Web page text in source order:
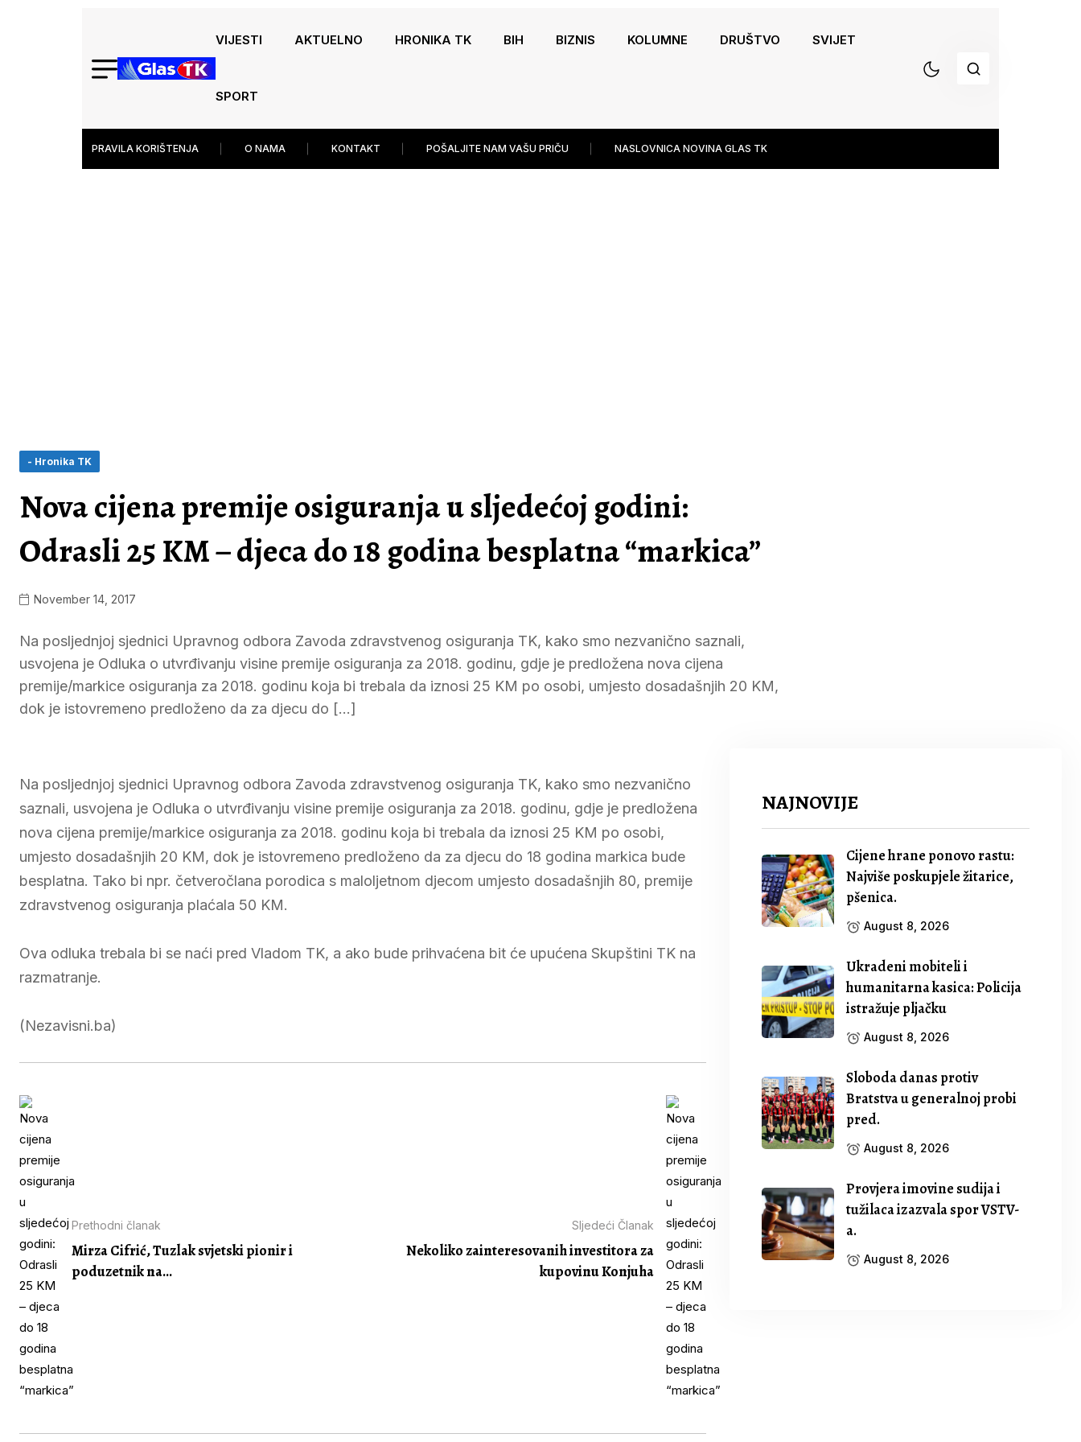
VIJESTI AKTUELNO HRONIKA TK BIH BIZNIS KOLUMNE DRUŠTVO SVIJET
SPORT
PRAVILA KORIŠTENJA O NAMA KONTAKT POŠALJITE NAM VAŠU PRIČU NASLOVNICA NOVINA GLAS TK
- Hronika TK
Nova cijena premije osiguranja u sljedećoj godini:
Odrasli 25 KM – djeca do 18 godina besplatna “markica”
November 14, 2017
Na posljednjoj sjednici Upravnog odbora Zavoda zdravstvenog osiguranja TK, kako smo nezvanično saznali,
usvojena je Odluka o utvrđivanju visine premije osiguranja za 2018. godinu, gdje je predložena nova cijena
premije/markice osiguranja za 2018. godinu koja bi trebala da iznosi 25 KM po osobi, umjesto dosadašnjih 20 KM,
dok je istovremeno predloženo da za djecu do […]
Na posljednjoj sjednici Upravnog odbora Zavoda zdravstvenog osiguranja TK, kako smo nezvanično
saznali, usvojena je Odluka o utvrđivanju visine premije osiguranja za 2018. godinu, gdje je predložena
nova cijena premije/markice osiguranja za 2018. godinu koja bi trebala da iznosi 25 KM po osobi,
umjesto dosadašnjih 20 KM, dok je istovremeno predloženo da za djecu do 18 godina markica bude
besplatna. Tako bi npr. četveročlana porodica s maloljetnom djecom umjesto dosadašnjih 80, premije
zdravstvenog osiguranja plaćala 50 KM.
Ova odluka trebala bi se naći pred Vladom TK, a ako bude prihvaćena bit će upućena Skupštini TK na
razmatranje.
(Nezavisni.ba)
Prethodni članak
Mirza Cifrić, Tuzlak svjetski pionir i
poduzetnik na...
Sljedeći Članak
Nekoliko zainteresovanih investitora za
kupovinu Konjuha
NAJNOVIJE
Cijene hrane ponovo rastu:
Najviše poskupjele žitarice,
pšenica.
August 8, 2026
Ukradeni mobiteli i
humanitarna kasica: Policija
istražuje pljačku
August 8, 2026
Sloboda danas protiv
Bratstva u generalnoj probi
pred.
August 8, 2026
Provjera imovine sudija i
tužilaca izazvala spor VSTV-
a.
August 8, 2026